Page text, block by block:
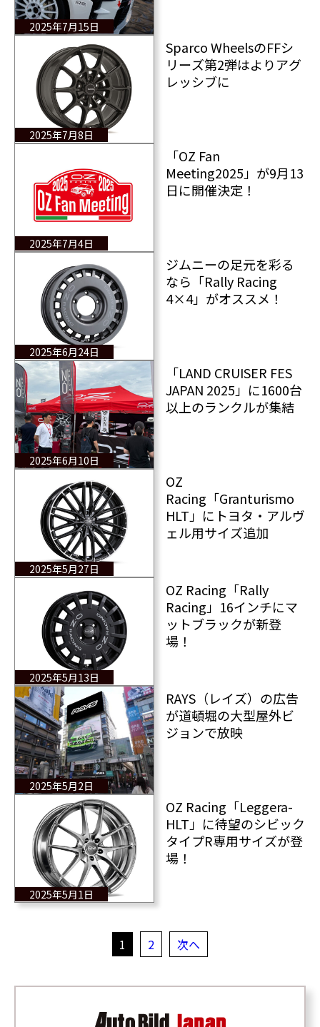
2025年7月15日
2025年7月8日
Sparco WheelsのFFシ
リーズ第2弾はよりアグ
レッシブに
2025年7月4日
「OZ Fan
Meeting2025」が9月13
日に開催決定！
2025年6月24日
ジムニーの足元を彩る
なら「Rally Racing
4×4」がオススメ！
2025年6月10日
「LAND CRUISER FES
JAPAN 2025」に1600台
以上のランクルが集結
2025年5月27日
OZ
Racing「Granturismo
HLT」にトヨタ・アルヴ
ェル用サイズ追加
2025年5月13日
OZ Racing「Rally
Racing」16インチにマ
ットブラックが新登
場！
2025年5月2日
RAYS（レイズ）の広告
が道頓堀の大型屋外ビ
ジョンで放映
2025年5月1日
OZ Racing「Leggera-
HLT」に待望のシビック
タイプR専用サイズが登
場！
1 2 次へ